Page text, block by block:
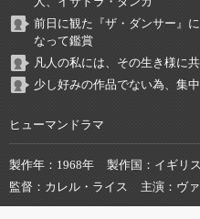
前日に観た『ザ・ダンサー』
なって鑑賞
凡人の私には、その生き様に
少し好みの作品でない為、集
ヒューマンドラマ
製作年 1968年 製作国 イギリス
監督
カレル・ライス 主演 ヴ